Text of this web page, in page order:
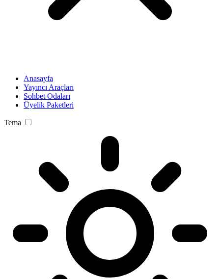
Anasayfa
Yayıncı Araçları
Sohbet Odaları
Üyelik Paketleri
Tema